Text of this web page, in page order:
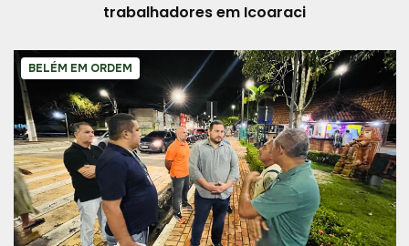
trabalhadores em Icoaraci
BELÉM EM ORDEM